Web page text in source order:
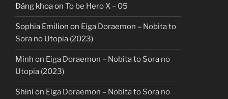
Đăng khoaon To be Hero X – 05
Sophia Emilion on Eiga Doraemon – Nobita to
Sora no Utopia (2023)
Minh on Eiga Doraemon – Nobita to Sora no
Utopia (2023)
Shini on Eiga Doraemon – Nobita to Sora no